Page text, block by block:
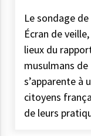
Le sondage
Écran de
lieux du
musulmans de
s’apparente à
citoyens
de leurs